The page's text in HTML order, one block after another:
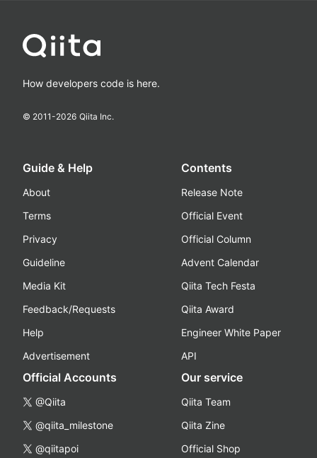
How developers code is here.
© 2011-2026 Qiita Inc.
Guide & Help
About
Terms
Privacy
Guideline
Media Kit
Feedback/Requests
Help
Advertisement
Contents
Release Note
Official Event
Official Column
Advent Calendar
Qiita Tech Festa
Qiita Award
Engineer White Paper
API
Official Accounts
@Qiita
@qiita_milestone
@qiitapoi
Our service
Qiita Team
Qiita Zine
Official Shop